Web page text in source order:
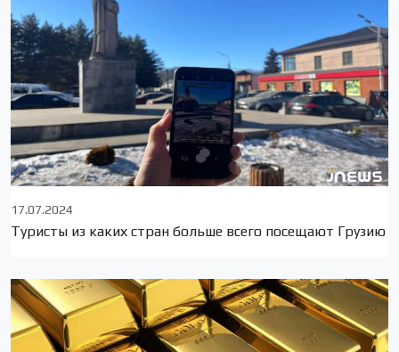
17.07.2024
Туристы из каких стран больше всего посещают Грузию